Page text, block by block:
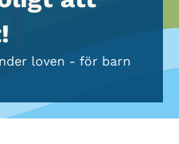
loven - för barn